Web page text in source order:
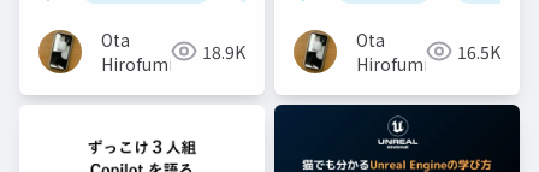
Ota
Hirofumi
18.9K
Ota
Hirofumi
16.5K